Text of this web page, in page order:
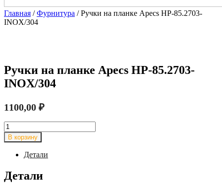
Главная /Фурнитура / Ручки на планке Apecs HP-85.2703-
INOX/304
Ручки на планке Apecs HP-85.2703-
INOX/304
1100,00 ₽
Количество
товара
Ручки
планке
Apecs
HP-
В корзину
Детали
Детали